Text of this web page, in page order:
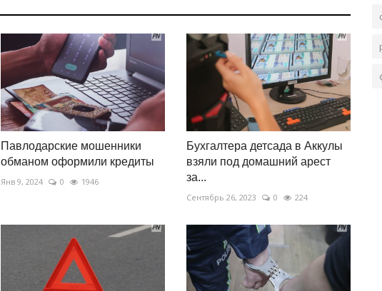
Павлодарские мошенники
обманом оформили кредиты
Янв 9, 2024 0 1946
Бухгалтера детсада в Аккулы
взяли под домашний арест
за...
Сентябрь 26, 2023 0 224